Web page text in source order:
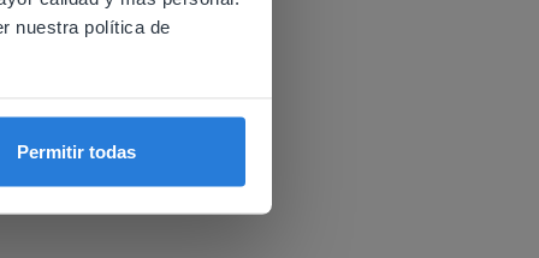
nuestra política de
Permitir todas